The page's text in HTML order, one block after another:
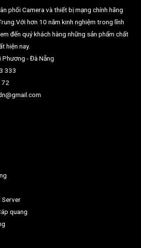
phối Camera và thiết bị mạng chính hãng
hơn 10 năm kinh nghiệm trong lĩnh
đến quý khách hàng những sản phẩm chất
hiện nay.
- Đà Nẵng
333
72
Server
quang